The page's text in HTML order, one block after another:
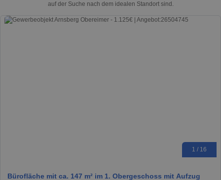
auf der Suche nach dem idealen Standort sind.
1 / 16
Bürofläche mit ca. 147 m² im 1. Obergeschoss mit Aufzug